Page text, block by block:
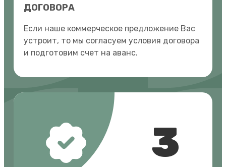
ДОГОВОРА
Если наше коммерческое предложение Вас
устроит, то мы согласуем условия договора
и подготовим счет на аванс.
3